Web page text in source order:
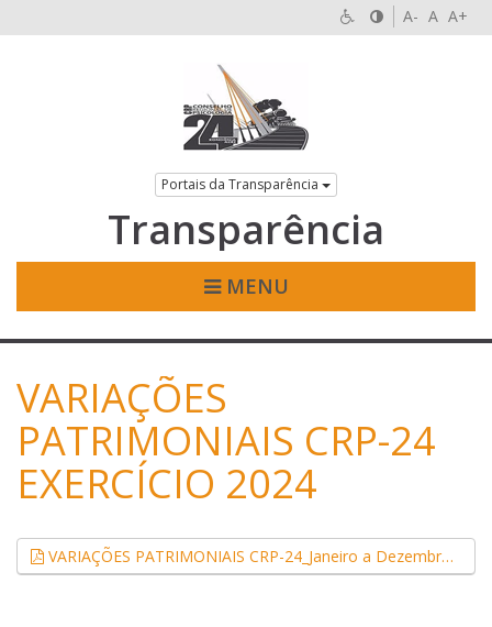
A- A A+
Portais da Transparência
Transparência
MENU
VARIAÇÕES
PATRIMONIAIS CRP-24
EXERCÍCIO 2024
VARIAÇÕES PATRIMONIAIS CRP-24_Janeiro a Dezembro 2024 (.pdf, 0,10 MB)